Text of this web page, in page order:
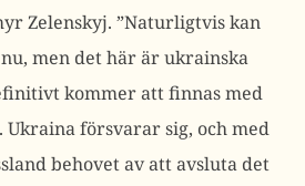
Zelenskyj. ”Naturligtvis kan
men det här är ukrainska
kommer att finnas med
försvarar sig, och med
behovet av att avsluta det